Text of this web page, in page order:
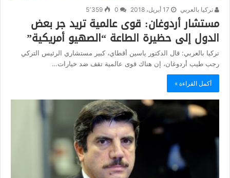
تركيا بالعربي 17 أبريل، 2018 5٬359
مستشار أردوغان: قوى عالمية تريد جر بعض
الدول إلى حظيرة الطاعة “الصهيو أمريكية”
تركيا بالعربي: قال الدكتور ياسين أقطاي، كبير مستشاري الرئيس التركي
رجب طيب أردوغان، إن هناك قوى عالمية تقف ضد خيارات…
أكمل القراءة »